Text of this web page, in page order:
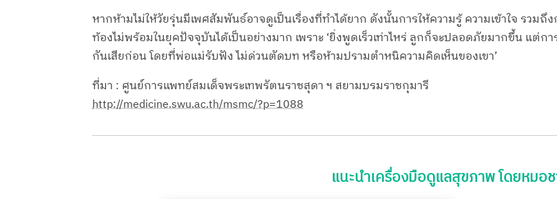
หากห้ามไม่ให้วัยรุ่นมีเพศสัมพันธ์อาจดูเป็นเรื่องที่ทำได้ยาก ดังนั้นการให้ความรู้ ความเข้าใจ รวม
ท้องไม่พร้อมในยุคปัจจุบันได้เป็นอย่างมาก เพราะ ‘ยิ่งพูดเร็วเท่าไหร่ ลูกก็จะปลอดภัยมากขึ้น แต่ก
กันเสียก่อน โดยที่พ่อแม่รับฟัง ไม่ด่วนตัดบท หรือห้ามปรามตำหนิความคิดเห็นของเขา’
ที่มา : ศูนย์การแพทย์สมเด็จพระเทพรัตนราชสุดา ฯ สยามบรมราชกุมารี
http://medicine.swu.ac.th/msmc/?p=1088
แนะนำเครื่องมือดูแลสุขภาพ โดยหมอ